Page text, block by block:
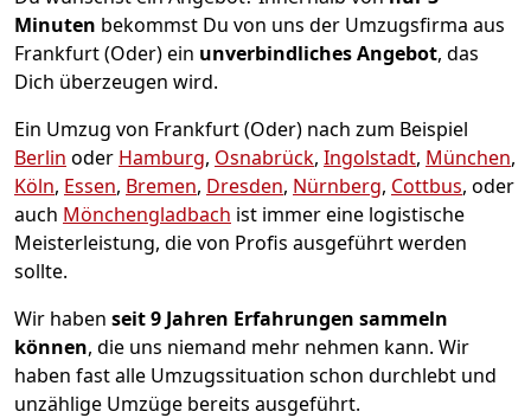
Minuten bekommst Du von uns der Umzugsfirma aus
Frankfurt (Oder) ein unverbindliches Angebot, das
Dich überzeugen wird.
Ein Umzug von Frankfurt (Oder) nach zum Beispiel
Berlin oder Hamburg, Osnabrück, Ingolstadt, München,
Köln, Essen, Bremen, Dresden, Nürnberg, Cottbus, oder
auch Mönchen­gladbach ist immer eine logistische
Meisterleistung, die von Profis ausgeführt werden
sollte.
Wir haben seit9 Jahren Erfahrungen sammeln
können, die uns niemand mehr nehmen kann. Wir
haben fast alle Umzugssituation schon durchlebt und
unzählige Umzüge bereits ausgeführt.